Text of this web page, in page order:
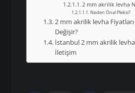
2 mm akrilik levha
Neden Önal Pleksi?
2 mm akrilik levha
Değişir?
İstanbul 2 mm akrilik
İletişim